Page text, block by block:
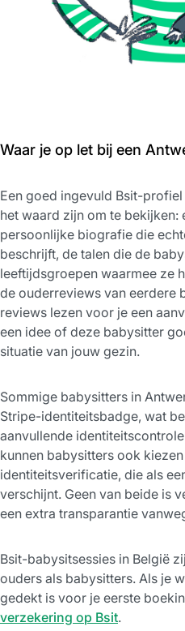
Waar je op let bij een
Een goed ingevuld Bsit-
het waard zijn om te bekijken:
persoonlijke biografie die
beschrijft, de talen die de
leeftijdsgroepen waarmee ze
de ouderreviews van eerdere
reviews lezen voor je een
een idee of deze babysitter
situatie van jouw gezin.
Sommige babysitters in
Stripe-identiteitsbadge, wat
aanvullende
kunnen babysitters ook
identiteitsverificatie, die als
verschijnt. Geen van beide is
een extra transparantie
Bsit-babysitsessies in België
ouders als babysitters. Als je
gedekt is voor je eerste
verzekering op Bsit.